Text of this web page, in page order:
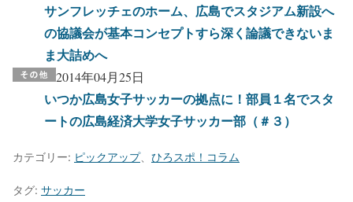
サンフレッチェのホーム、広島でスタジアム新設へ
の協議会が基本コンセプトすら深く論議できないま
ま大詰めへ
2014年04月25日
いつか広島女子サッカーの拠点に！部員１名でスタ
ートの広島経済大学女子サッカー部（＃３）
カテゴリー: ピックアップ、 ひろスポ！コラム
タグ: サッカー